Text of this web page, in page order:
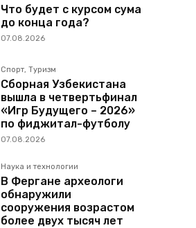
Что будет с курсом сума
до конца года?
07.08.2026
Спорт, Туризм
Сборная Узбекистана
вышла в четвертьфинал
«Игр Будущего – 2026»
по фиджитал-футболу
07.08.2026
Наука и технологии
В Фергане археологи
обнаружили
сооружения возрастом
более двух тысяч лет